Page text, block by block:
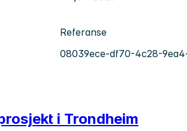
Referanse
08039ece-df70-4c28-
i Trondheim